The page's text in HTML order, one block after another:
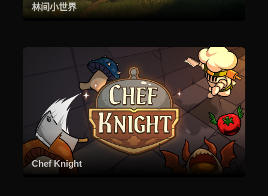
林间小世界
Chef Knight